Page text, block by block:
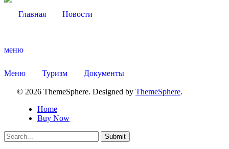
Главная Новости
меню
Меню Туризм Документы
© 2026 ThemeSphere. Designed by ThemeSphere.
Home
Buy Now
Submit